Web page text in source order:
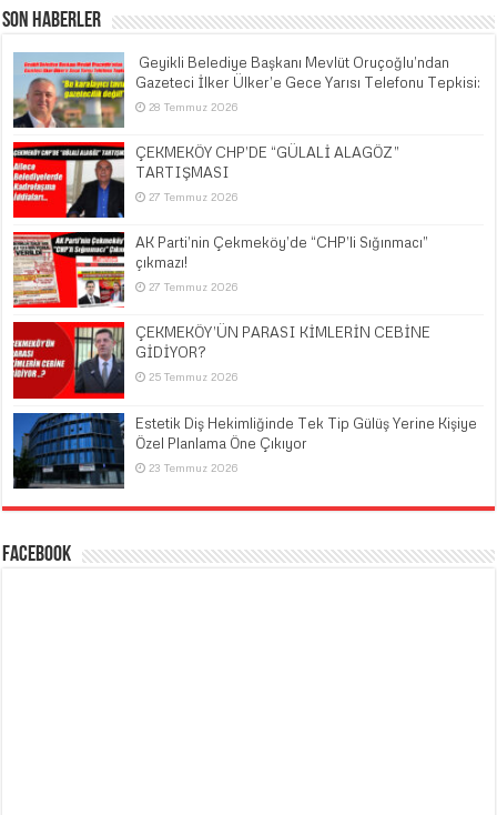
Son Haberler
​ Geyikli Belediye Başkanı Mevlüt Oruçoğlu’ndan
Gazeteci İlker Ülker’e Gece Yarısı Telefonu Tepkisi:
28 Temmuz 2026
ÇEKMEKÖY CHP’DE “GÜLALİ ALAGÖZ”
TARTIŞMASI
27 Temmuz 2026
AK Parti’nin Çekmeköy’de “CHP’li Sığınmacı”
çıkmazı!
27 Temmuz 2026
ÇEKMEKÖY’ÜN PARASI KİMLERİN CEBİNE
GİDİYOR?
25 Temmuz 2026
Estetik Diş Hekimliğinde Tek Tip Gülüş Yerine Kişiye
Özel Planlama Öne Çıkıyor
23 Temmuz 2026
Facebook